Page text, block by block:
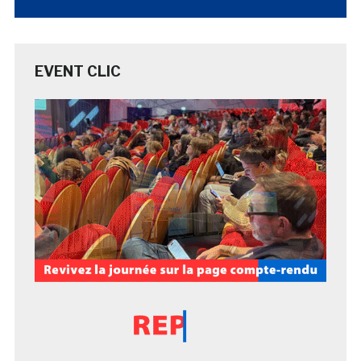
EVENT CLIC